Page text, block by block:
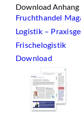
Download Anhang
Fruchthandel
Logistik –
Frischelogistik
Download